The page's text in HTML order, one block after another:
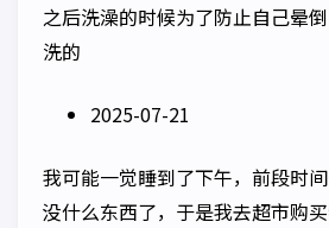
之后洗澡的时候为了防止自己晕
洗的
2025-07-21
我可能一觉睡到了下午，前段时
没什么东西了，于是我去超市购